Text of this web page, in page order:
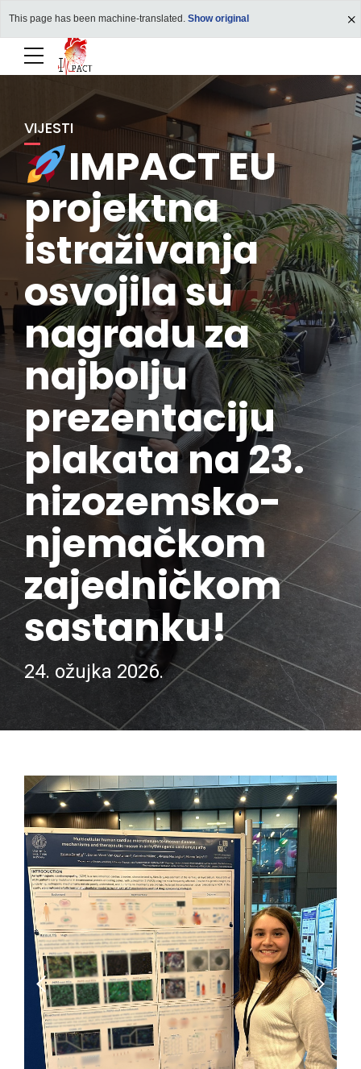
This page has been machine-translated. Show original
VIJESTI
IMPACT EU
projektna
istraživanja
osvojila su
nagradu za
najbolju
prezentaciju
plakata na 23.
nizozemsko-
njemačkom
zajedničkom
sastanku!
24. ožujka 2026.